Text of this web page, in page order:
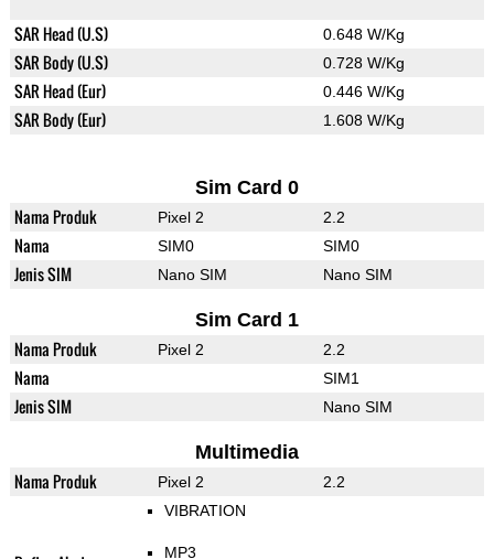
SAR Head (U.S) 0.648 W/Kg
SAR Body (U.S) 0.728 W/Kg
SAR Head (Eur) 0.446 W/Kg
SAR Body (Eur) 1.608 W/Kg
Sim Card 0
Nama Produk Pixel 2 2.2
Nama SIM0 SIM0
Jenis SIM Nano SIM Nano SIM
Sim Card 1
Nama Produk Pixel 2 2.2
Nama SIM1
Jenis SIM Nano SIM
Multimedia
Nama Produk Pixel 2 2.2
VIBRATION
MP3